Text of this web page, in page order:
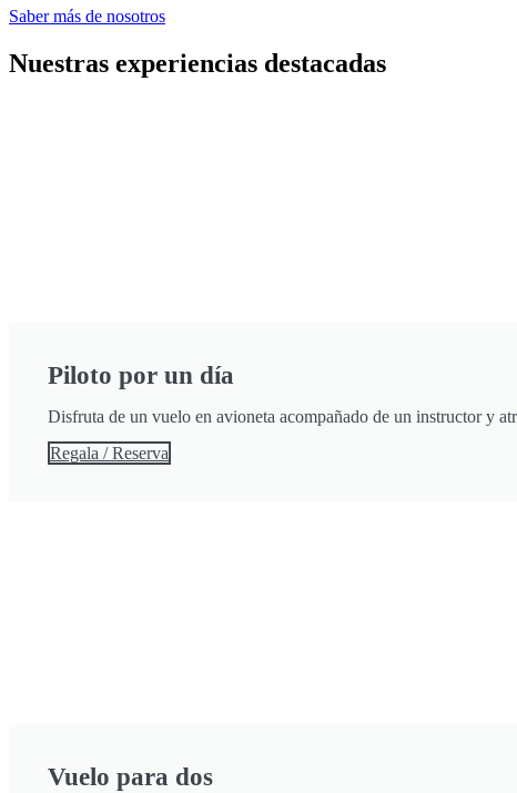
Saber más de nosotros
Nuestras experiencias destacadas
Piloto por un día
Disfruta de un vuelo en avioneta acompañado de un instructor y
Regala / Reserva
Vuelo para dos